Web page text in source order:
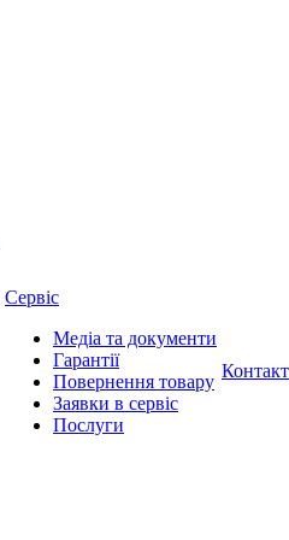
Сервіс
Медіа та документи
Гарантії
Повернення товару
Заявки в сервіс
Послуги